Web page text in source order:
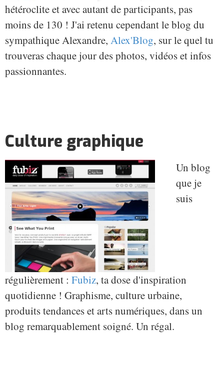
hétéroclite et avec autant de participants, pas
moins de 130 ! J'ai retenu cependant le blog du
sympathique Alexandre, Alex'Blog, sur le quel tu
trouveras chaque jour des photos, vidéos et infos
passionnantes.
Culture graphique
Un blog
que je
suis
régulièrement : Fubiz, ta dose d'inspiration
quotidienne ! Graphisme, culture urbaine,
produits tendances et arts numériques, dans un
blog remarquablement soigné. Un régal.